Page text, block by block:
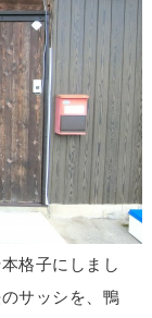
格子にしまし
サッシを、鴨